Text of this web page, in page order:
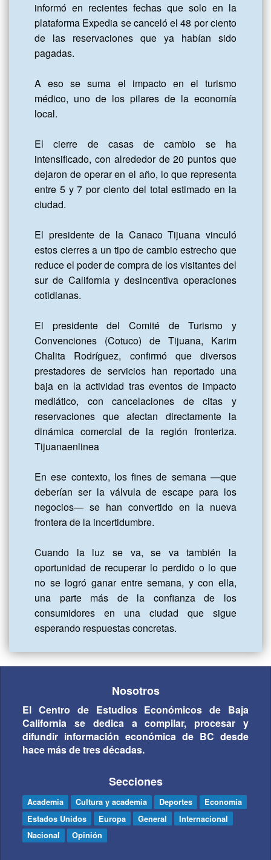
informó en recientes fechas que solo en la
plataforma Expedia se canceló el 48 por ciento
de las reservaciones que ya habían sido
pagadas.
A eso se suma el impacto en el turismo
médico, uno de los pilares de la economía
local.
El cierre de casas de cambio se ha
intensificado, con alrededor de 20 puntos que
dejaron de operar en el año, lo que representa
entre 5 y 7 por ciento del total estimado en la
ciudad.
El presidente de la Canaco Tijuana vinculó
estos cierres a un tipo de cambio estrecho que
reduce el poder de compra de los visitantes del
sur de California y desincentiva operaciones
cotidianas.
El presidente del Comité de Turismo y
Convenciones (Cotuco) de Tijuana, Karim
Chalita Rodríguez, confirmó que diversos
prestadores de servicios han reportado una
baja en la actividad tras eventos de impacto
mediático, con cancelaciones de citas y
reservaciones que afectan directamente la
dinámica comercial de la región fronteriza.
Tijuanaenlinea
En ese contexto, los fines de semana —que
deberían ser la válvula de escape para los
negocios— se han convertido en la nueva
frontera de la incertidumbre.
Cuando la luz se va, se va también la
oportunidad de recuperar lo perdido o lo que
no se logró ganar entre semana, y con ella,
una parte más de la confianza de los
consumidores en una ciudad que sigue
esperando respuestas concretas.
Nosotros
El Centro de Estudios Económicos de Baja
California se dedica a compilar, procesar y
difundir información económica de BC desde
hace más de tres décadas.
Secciones
Academia Cultura y academia Deportes
Economía
Estados Unidos
Europa General
Internacional
Nacional
Opinión